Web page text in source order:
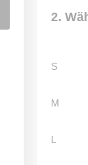
2.
S
M
L